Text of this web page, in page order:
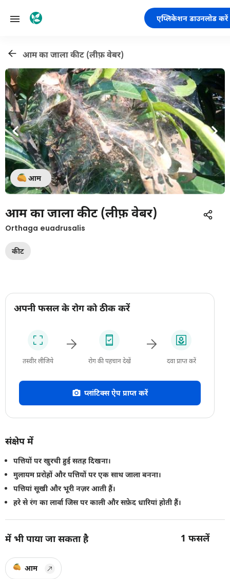
एप्लिकेशन डाउनलोड करें
आम का जाला कीट (लीफ़ वेबर)
आम
आम का जाला कीट (लीफ़ वेबर)
Orthaga euadrusalis
कीट
अपनी फसल के रोग को ठीक करें
तस्वीर लीजिये रोग की पहचान देखें दवा प्राप्त करें
प्लांटिक्स ऐप प्राप्त करें
संक्षेप में
पत्तियों पर खुरची हुई सतह दिखना।
मुलायम प्ररोहों और पत्तियों पर एक साथ जाला बनना।
पत्तियां सूखी और भूरी नज़र आती हैं।
हरे से रंग का लार्वा जिस पर काली और सफ़ेद धारियां होती हैं।
में भी पाया जा सकता है 1 फसलें
आम